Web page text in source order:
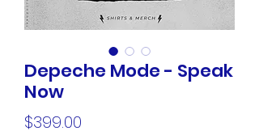
Depeche Mode - Speak
Now
$399.00